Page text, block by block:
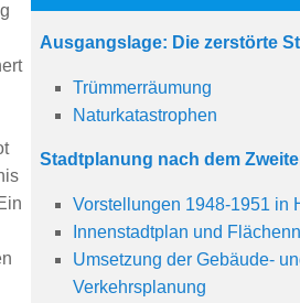
Ausgangslage: Die zerstörte
Trümmerräumung
Naturkatastrophen
Stadtplanung nach dem
Vorstellungen 1948-1951 in
Innenstadtplan und
Umsetzung der Gebäude-
Verkehrsplanung